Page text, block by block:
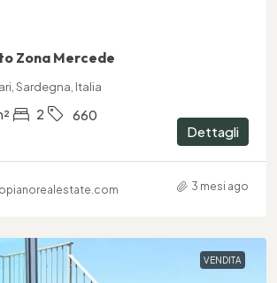
Zona Mercede
Sardegna, Italia
2 660
Dettagli
3 mesi ago
VENDITA